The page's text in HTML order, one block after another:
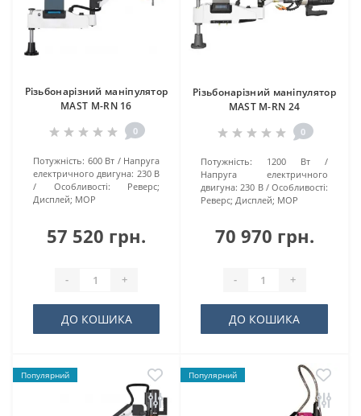
Різьбонарізний маніпулятор
MAST M-RN 16
0
Потужність: 600 Вт
Напруга
електричного двигуна: 230 В
Особливості:
Реверс;
Дисплей; МОР
57 520 грн.
- +
ДО КОШИКА
Різьбонарізний маніпулятор
MAST M-RN 24
0
Потужність:
1200 Вт
Напруга електричного
двигуна: 230 В
Особливості:
Реверс; Дисплей; МОР
70 970 грн.
- +
ДО КОШИКА
Популярний Популярний